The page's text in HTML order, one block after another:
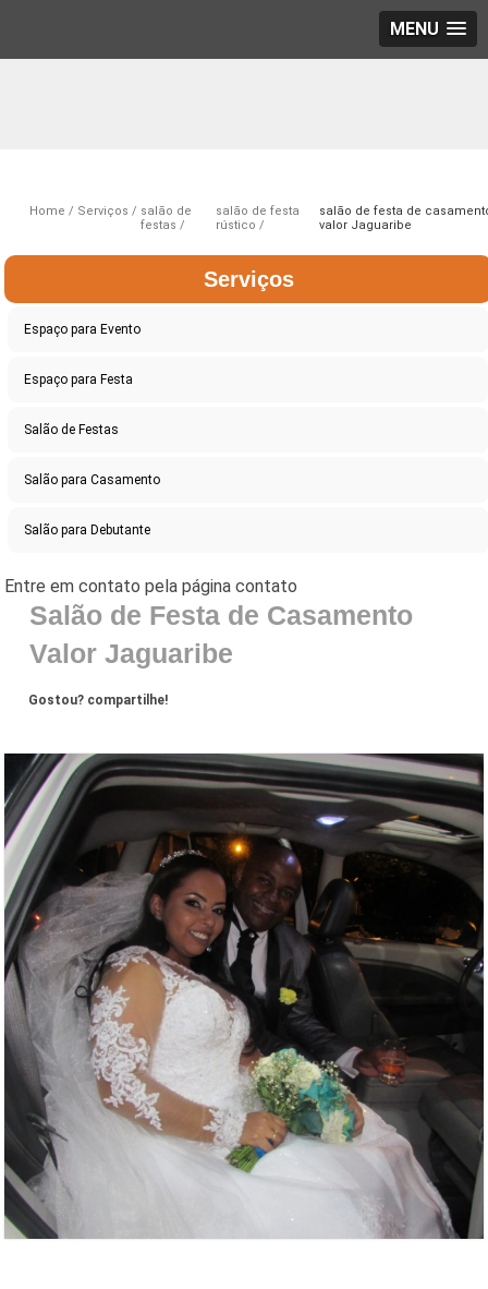
MENU
Home Serviços
salão de
festas
salão de festa
rústico
salão de festa de
valor Jaguaribe
Serviços
Espaço para Evento
Espaço para Festa
Salão de Festas
Salão para Casamento
Salão para Debutante
Salão de Festa de Casamento
Valor Jaguaribe
Gostou? compartilhe!